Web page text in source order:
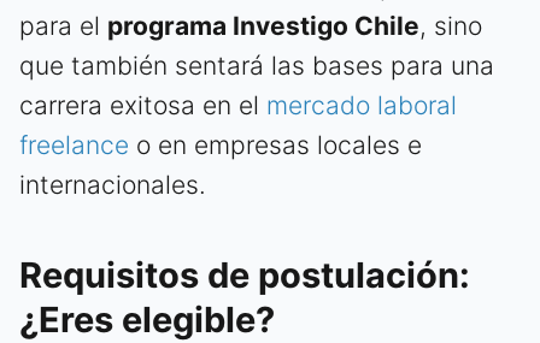
para el programa Investigo Chile, sino
que también sentará las bases para una
carrera exitosa en el mercado laboral
freelance o en empresas locales e
internacionales.
Requisitos de postulación:
¿Eres elegible?